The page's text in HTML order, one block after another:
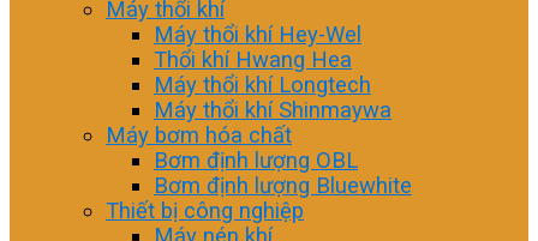
Máy thổi khí
Máy thổi khí Hey-Wel
Thổi khí Hwang Hea
Máy thổi khí Longtech
Máy thổi khí Shinmaywa
Máy bơm hóa chất
Bơm định lượng OBL
Bơm định lượng Bluewhite
Thiết bị công nghiệp
Máy nén khí